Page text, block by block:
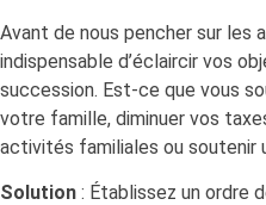
Avant de nous pencher sur les
indispensable d’éclaircir vos
succession. Est-ce que vous
votre famille, diminuer vos
activités familiales ou soutenir
Solution : Établissez un ordre